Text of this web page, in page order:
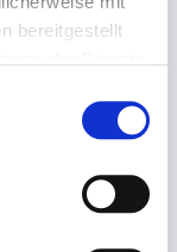
bereitgestellt